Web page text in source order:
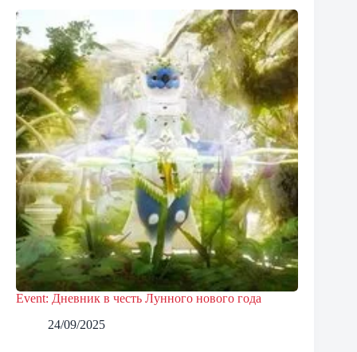
Event: Дневник в честь Лунного нового года
24/09/2025